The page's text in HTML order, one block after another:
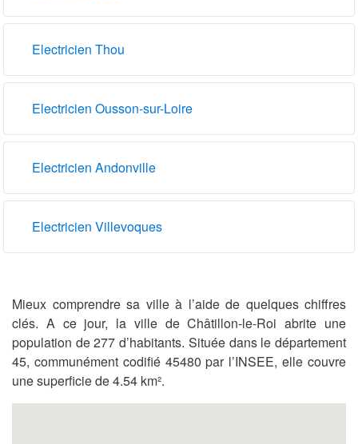
Electricien Thou
Electricien Ousson-sur-Loire
Electricien Andonville
Electricien Villevoques
Mieux comprendre sa ville à l’aide de quelques chiffres
clés. A ce jour, la ville de Châtillon-le-Roi abrite une
population de 277 d’habitants. Située dans le département
45, communément codifié 45480 par l’INSEE, elle couvre
une superficie de 4.54 km².